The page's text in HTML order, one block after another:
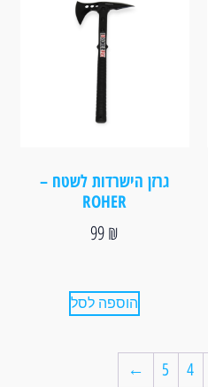
גרזן הישרדות לשטח –
ROHER
99₪
הוספה לסל
4
5
←